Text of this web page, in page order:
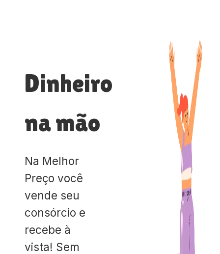
Dinheiro
na mão
Na Melhor
Preço você
vende seu
consórcio e
recebe à
vista! Sem